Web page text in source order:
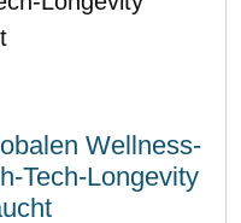
Wellness-
Tech-Longevity